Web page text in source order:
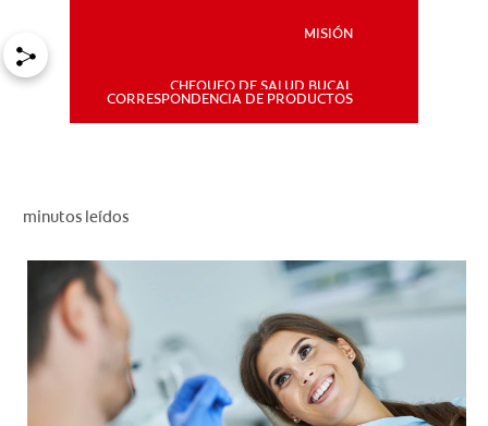
PARA PROFESIONALES
DONDE COMPRAR
MISIÓN
CHEQUEO DE SALUD BUCAL
CORRESPONDENCIA DE PRODUCTOS
minutos leídos